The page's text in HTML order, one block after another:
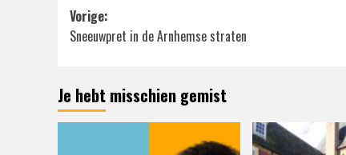
Bericht
navigatie
Vorige:
Sneeuwpret in de Arnhemse straten
Je hebt misschien gemist